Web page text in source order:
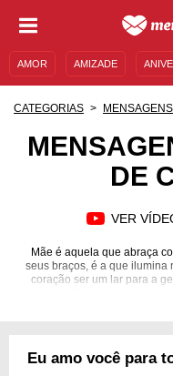
AMOR AMIZADE
MENSAGENS E FRASES
CATEGORIAS
DE
VER
Mãe é aquela que abraça
seus braços, é a que ilumina
coração ser um lar para a
pode não ser o mesmo,
Eu amo você para